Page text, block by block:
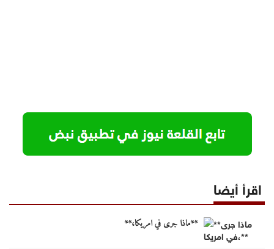
اقرأ أيضا
**ماذا جرى في امريكا،**